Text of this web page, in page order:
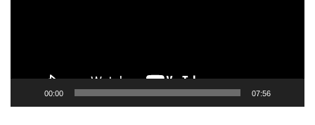
00:00 07:56